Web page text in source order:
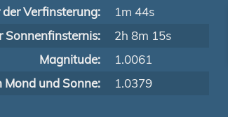
der Verfinsterung:
1m 44s
Sonnenfinsternis:
2h 8m 15s
Magnitude:
1.0061
und Sonne:
1.0379